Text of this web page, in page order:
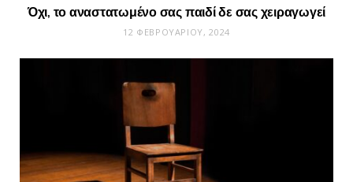
Όχι, το αναστατωμένο σας παιδί δε σας χειραγωγεί
12 ΦΕΒΡΟΥΑΡΊΟΥ, 2024